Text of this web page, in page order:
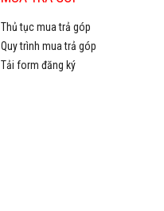
Thủ tục mua trả góp
Quy trình mua trả góp
Tải form đăng ký